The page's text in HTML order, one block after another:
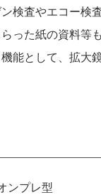
検査やエコー検
った紙の資料等
能として、拡大
ンプレ型